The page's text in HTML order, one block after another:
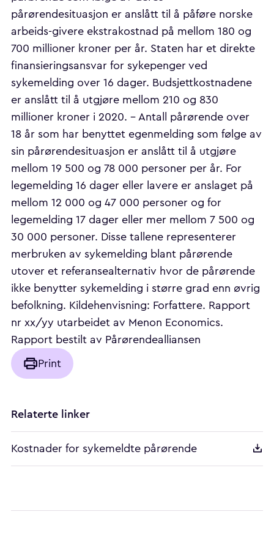
pårørendesituasjon er anslått til å påføre norske
arbeids-givere ekstrakostnad på mellom 180 og
700 millioner kroner per år. Staten har et direkte
finansieringsansvar for sykepenger ved
sykemelding over 16 dager. Budsjettkostnadene
er anslått til å utgjøre mellom 210 og 830
millioner kroner i 2020. - Antall pårørende over
18 år som har benyttet egenmelding som følge av
sin pårørendesituasjon er anslått til å utgjøre
mellom 19 500 og 78 000 personer per år. For
legemelding 16 dager eller lavere er anslaget på
mellom 12 000 og 47 000 personer og for
legemelding 17 dager eller mer mellom 7 500 og
30 000 personer. Disse tallene representerer
merbruken av sykemelding blant pårørende
utover et referansealternativ hvor de pårørende
ikke benytter sykemelding i større grad enn øvrig
befolkning. Kildehenvisning: Forfattere. Rapport
nr xx/yy utarbeidet av Menon Economics.
Rapport bestilt av Pårørendealliansen
Print
Relaterte linker
Kostnader for sykemeldte pårørende